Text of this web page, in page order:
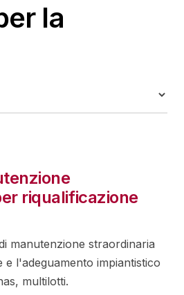
la
riqualificazione
manutenzione straordinaria
e l'adeguamento impiantistico
multilotti.